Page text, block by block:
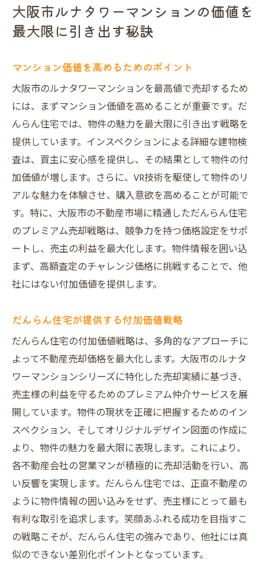
大阪市ルナタワーマンションの価値を
最大限に引き出す秘訣
マンション価値を高めるためのポイント
大阪市のルナタワーマンションを最高値で売却するため
には、まずマンション価値を高めることが重要です。だ
んらん住宅では、物件の魅力を最大限に引き出す戦略を
提供しています。インスペクションによる詳細な建物検
査は、買主に安心感を提供し、その結果として物件の付
加価値が増します。さらに、VR技術を駆使して物件のリ
アルな魅力を体験させ、購入意欲を高めることが可能で
す。特に、大阪市の不動産市場に精通しただんらん住宅
のプレミアム売却戦略は、競争力を持つ価格設定をサポ
ートし、売主の利益を最大化します。物件情報を囲い込
まず、高額査定のチャレンジ価格に挑戦することで、他
社にはない付加価値を提供します。
だんらん住宅が提供する付加価値戦略
だんらん住宅の付加価値戦略は、多角的なアプローチに
よって不動産売却価格を最大化します。大阪市のルナタ
ワーマンションシリーズに特化した売却実績に基づき、
売主様の利益を守るためのプレミアム仲介サービスを展
開しています。物件の現状を正確に把握するためのイン
スペクション、そしてオリジナルデザイン図面の作成に
より、物件の魅力を最大限に表現します。これにより、
各不動産会社の営業マンが積極的に売却活動を行い、高
い反響を実現します。だんらん住宅では、正直不動産の
ように物件情報の囲い込みをせず、売主様にとって最も
有利な取引を追求します。笑顔あふれる成功を目指すこ
の戦略こそが、だんらん住宅の強みであり、他社には真
似のできない差別化ポイントとなっています。